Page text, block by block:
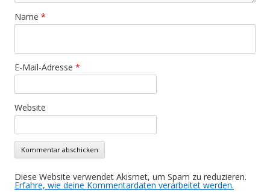
Name *
E-Mail-Adresse *
Website
Diese Website verwendet Akismet, um Spam zu reduzieren.
Erfahre, wie deine Kommentardaten verarbeitet werden.